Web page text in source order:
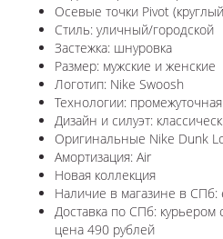
Осевые точки Pivot
Стиль: уличный/городской
Застежка: шнуровка
Размер: мужские и женские
Логотип: Nike Swoosh
Технологии:
Дизайн и силуэт:
Оригинальные Nike Dunk
Амортизация: Air
Новая коллекция
Наличие в магазине в СПб:
Доставка по СПб: курьером
цена 490 рублей